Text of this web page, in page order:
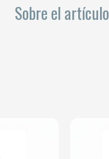
Sobre el artículo